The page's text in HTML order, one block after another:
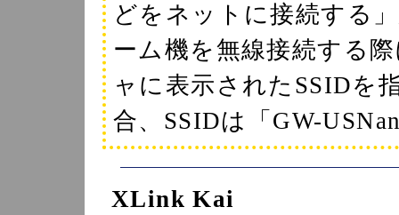
どをネットに接続する
ーム機を無線接続する
ャに表示されたSSIDを
合、SSIDは「GW-
XLink Kai